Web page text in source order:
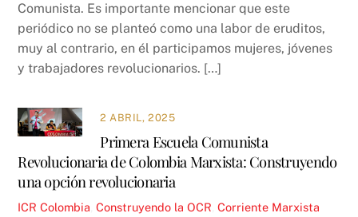
Comunista. Es importante mencionar que este
periódico no se planteó como una labor de eruditos,
muy al contrario, en él participamos mujeres, jóvenes
y trabajadores revolucionarios. […]
2 ABRIL, 2025
Primera Escuela Comunista
Revolucionaria de Colombia Marxista: Construyendo
una opción revolucionaria
ICR Colombia ,Construyendo la OCR ,Corriente Marxista